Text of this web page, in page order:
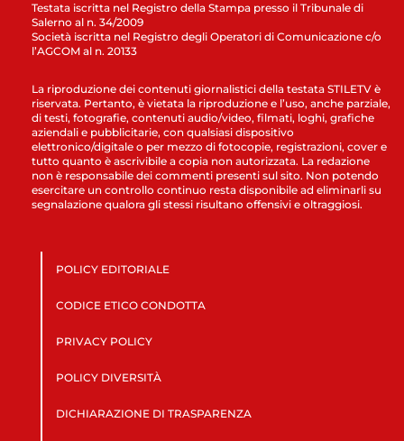
Testata iscritta nel Registro della Stampa presso il Tribunale di
Salerno al n. 34/2009
Società iscritta nel Registro degli Operatori di Comunicazione c/o
l’AGCOM al n. 20133
La riproduzione dei contenuti giornalistici della testata STILETV è
riservata. Pertanto, è vietata la riproduzione e l’uso, anche parziale,
di testi, fotografie, contenuti audio/video, filmati, loghi, grafiche
aziendali e pubblicitarie, con qualsiasi dispositivo
elettronico/digitale o per mezzo di fotocopie, registrazioni, cover e
tutto quanto è ascrivibile a copia non autorizzata. La redazione
non è responsabile dei commenti presenti sul sito. Non potendo
esercitare un controllo continuo resta disponibile ad eliminarli su
segnalazione qualora gli stessi risultano offensivi e oltraggiosi.
POLICY EDITORIALE
CODICE ETICO CONDOTTA
PRIVACY POLICY
POLICY DIVERSITÀ
DICHIARAZIONE DI TRASPARENZA